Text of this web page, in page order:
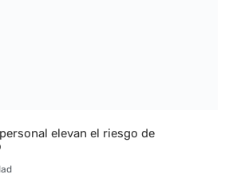
elevan el riesgo de